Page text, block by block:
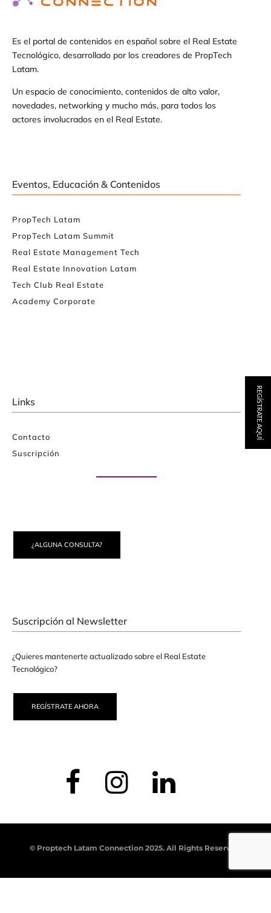
Es el portal de contenidos en español sobre el Real Estate
Tecnológico, desarrollado por los creadores de PropTech
Latam.
Un espacio de conocimiento, contenidos de alto valor,
novedades, networking y mucho más, para todos los
actores involucrados en el Real Estate.
Eventos, Educación & Contenidos
PropTech Latam
PropTech Latam Summit
Real Estate Management Tech
Real Estate Innovation Latam
Tech Club Real Estate
Academy Corporate
Links
Contacto
Suscripción
¿ALGUNA CONSULTA?
Suscripción al Newsletter
¿Quieres mantenerte actualizado sobre el Real Estate
Tecnológico?
REGÍSTRATE AHORA
© Proptech Latam Connection 2025. All Rights Reserved.
REGÍSTRATE AQUÍ